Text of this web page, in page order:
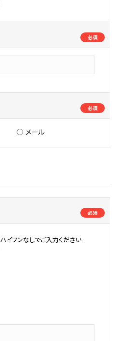
必須
必須
メール
必須
ハイフンなしでご入力ください